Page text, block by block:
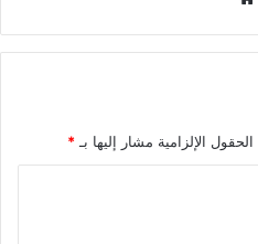
الحقول الإلزامية مشار إليها بـ *